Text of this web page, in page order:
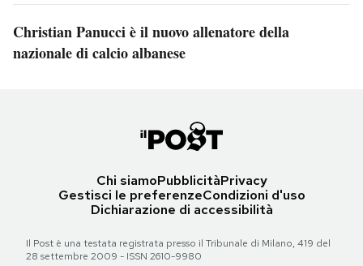
Christian Panucci è il nuovo allenatore della
nazionale di calcio albanese
Chi siamoPubblicitàPrivacy
Gestisci le preferenzeCondizioni d'uso
Dichiarazione di accessibilità
Il Post è una testata registrata presso il Tribunale di Milano, 419 del
28 settembre 2009 - ISSN 2610-9980